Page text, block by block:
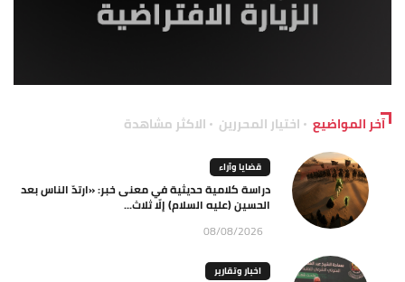
آخر المواضيع اختيار المحررين الاكثر مشاهدة
قضايا وآراء
دراسة كلامية حديثية في معنى خبر: «ارتدّ الناس بعد
الحسين (عليه السلام) إلّا ثلاث...
08/08/2026
اخبار وتقارير